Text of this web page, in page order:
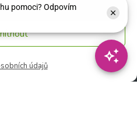
údajů
kontakt: